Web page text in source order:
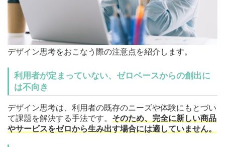
デザイン思考をおこなう際の注意点を紹介します。
利用者が定まっていない、ゼロベースからの創出に
は不向き
デザイン思考は、利用者の既存のニーズや体験にもとづい
て課題を解決する手法です。 そのため、完全に新しい商品
やサービスをゼロから生み出す場合には適していません。